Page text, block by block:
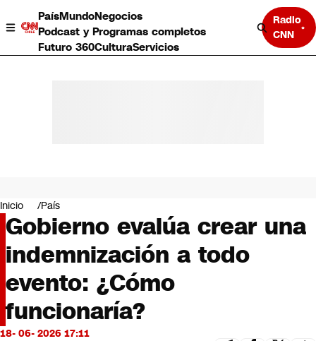
PaísMundoNegocios
Podcast y Programas completos
Futuro 360CulturaServicios
Radio
CNN
Negocios
Deportes
Programas completos
Cultura
Servicios
Bits
CNN tiempo
Futuro 360
Inicio País
Gobierno evalúa crear una
indemnización a todo
evento: ¿Cómo
funcionaría?
18- 06- 2026 17:11